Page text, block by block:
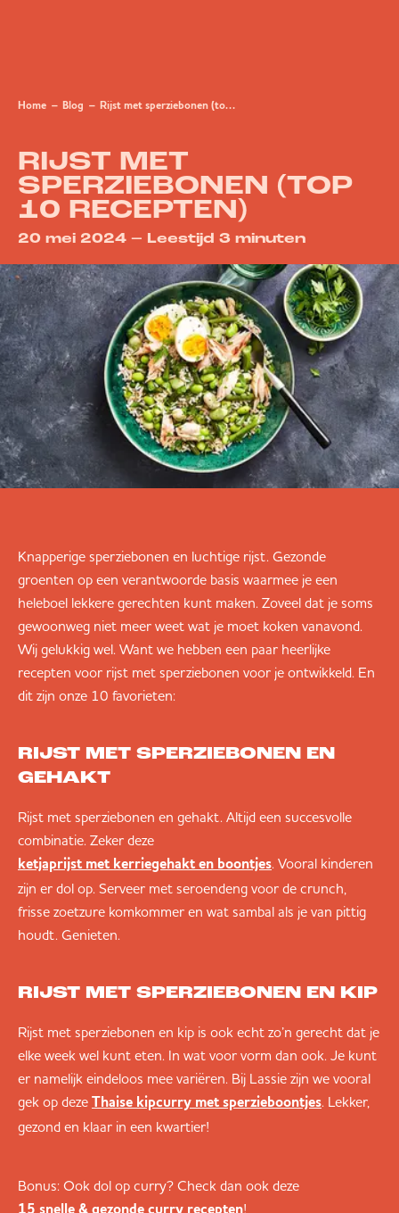
Home Blog Rijst met sperziebonen (top 10 recepten)
RIJST MET
SPERZIEBONEN (TOP
10 RECEPTEN)
20 mei 2024 – Leestijd 3 minuten
Knapperige sperziebonen en luchtige rijst. Gezonde
groenten op een verantwoorde basis waarmee je een
heleboel lekkere gerechten kunt maken. Zoveel dat je soms
gewoonweg niet meer weet wat je moet koken vanavond.
Wij gelukkig wel. Want we hebben een paar heerlijke
recepten voor rijst met sperziebonen voor je ontwikkeld. En
dit zijn onze 10 favorieten:
RIJST MET SPERZIEBONEN EN
GEHAKT
Rijst met sperziebonen en gehakt. Altijd een succesvolle
combinatie. Zeker deze
ketjaprijst met kerriegehakt en boontjes. Vooral kinderen
zijn er dol op. Serveer met seroendeng voor de crunch,
frisse zoetzure komkommer en wat sambal als je van pittig
houdt. Genieten.
RIJST MET SPERZIEBONEN EN KIP
Rijst met sperziebonen en kip is ook echt zo’n gerecht dat je
elke week wel kunt eten. In wat voor vorm dan ook. Je kunt
er namelijk eindeloos mee variëren. Bij Lassie zijn we vooral
gek op deze Thaise kipcurry met sperzieboontjes. Lekker,
gezond en klaar in een kwartier!
Bonus: Ook dol op curry? Check dan ook deze
!